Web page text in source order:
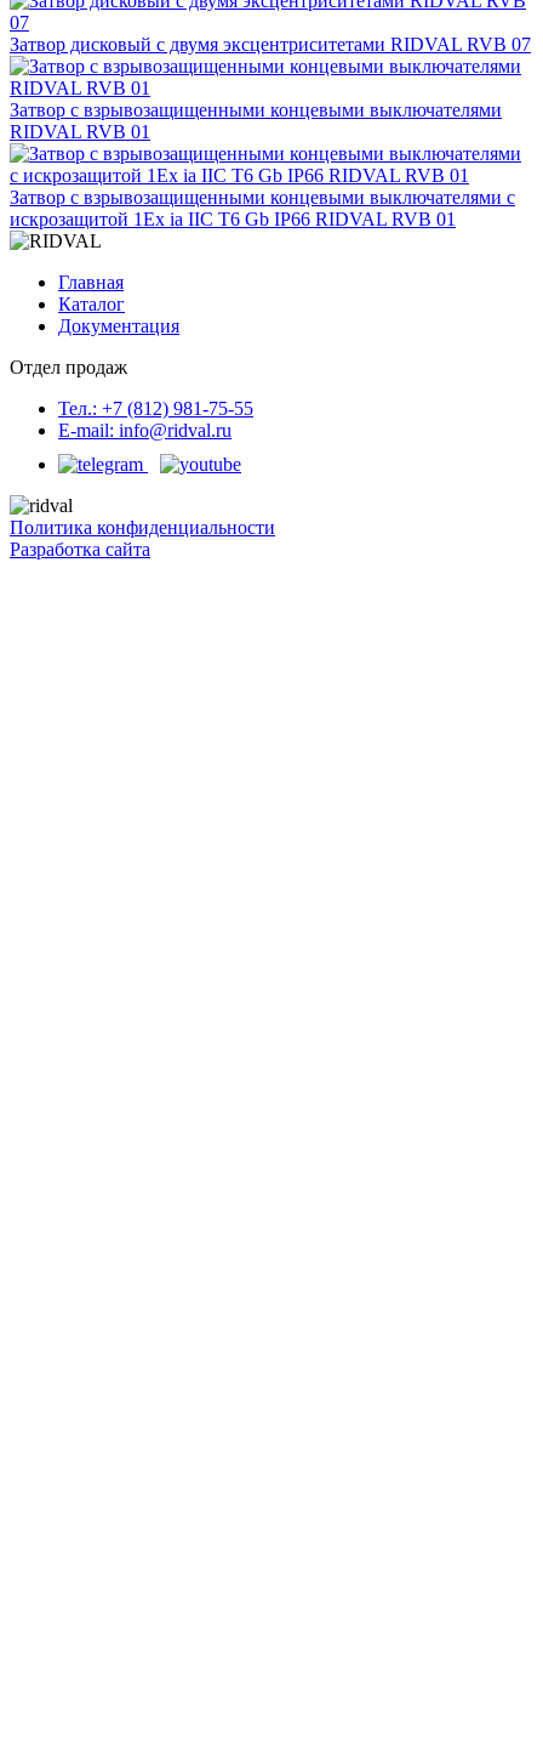
Затвор дисковый с двумя эксцентриситетами RIDVAL RVB 07
Затвор с взрывозащищенными концевыми выключателями
RIDVAL RVB 01
Затвор с взрывозащищенными концевыми выключателями с
искрозащитой 1Ex ia IIC T6 Gb IP66 RIDVAL RVB 01
Главная
Каталог
Документация
Отдел продаж
Тел.: +7 (812) 981-75-55
E-mail: info@ridval.ru
Политика конфиденциальности
Разработка сайта